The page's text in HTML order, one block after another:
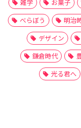
雑学
お菓子
べらぼう
明治
デザイン
鎌倉時代
光る君へ